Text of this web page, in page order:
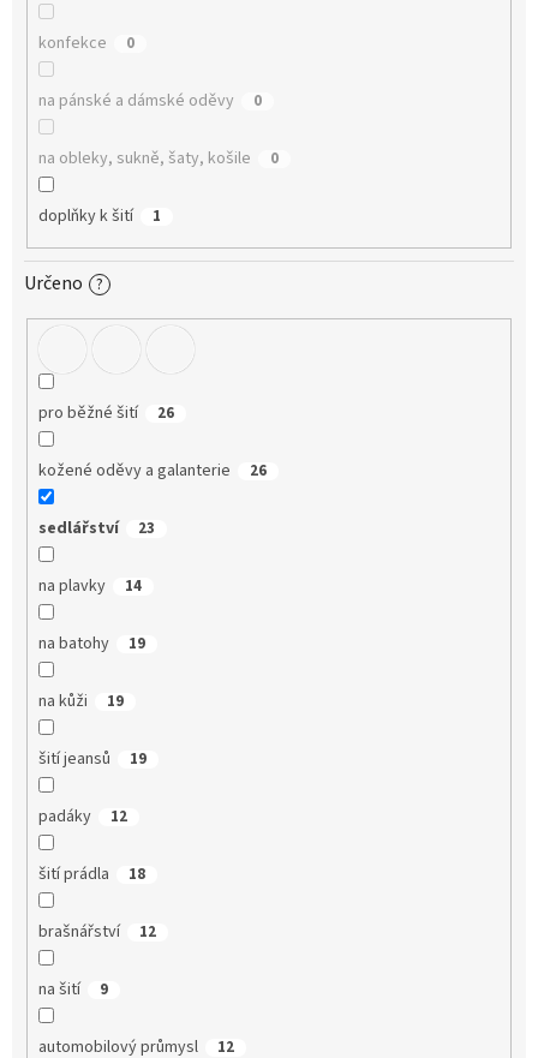
konfekce 0
na pánské a dámské oděvy 0
na obleky, sukně, šaty, košile 0
doplňky k šití 1
Určeno ?
pro běžné šití 26
kožené oděvy a galanterie 26
sedlářství 23
na plavky 14
na batohy 19
na kůži 19
šití jeansů 19
padáky 12
šití prádla 18
brašnářství 12
na šití 9
automobilový průmysl 12